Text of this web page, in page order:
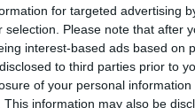
for targeted advertising
selection. Please note that after
interest-based ads based on
to third parties prior to
of your personal
This information may also be